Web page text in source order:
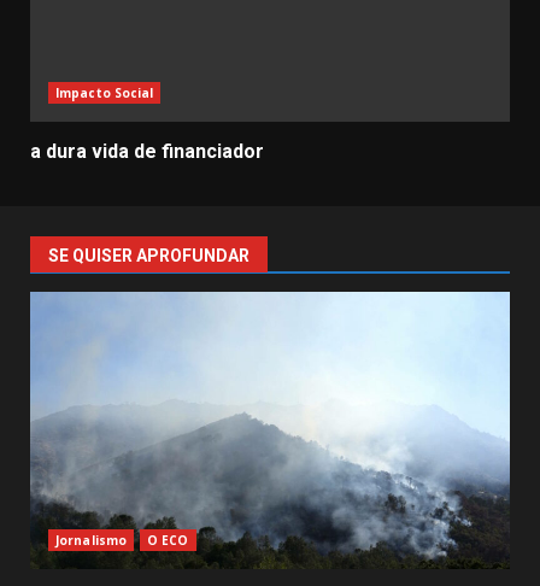
Impacto Social
a dura vida de financiador
SE QUISER APROFUNDAR
Jornalismo O ECO